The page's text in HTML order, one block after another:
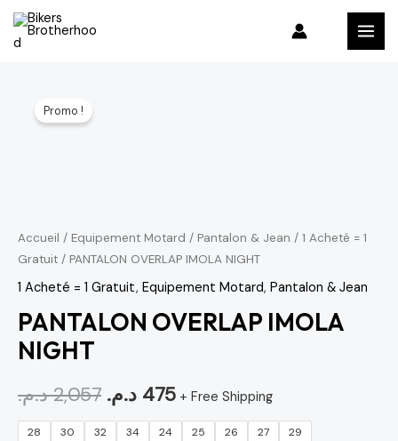
Aller
Promo !
Accueil / Equipement Motard / Pantalon & Jean / 1 Acheté = 1
Gratuit / PANTALON OVERLAP IMOLA NIGHT
1 Acheté = 1 Gratuit, Equipement Motard, Pantalon & Jean
PANTALON OVERLAP IMOLA
NIGHT
2,057 د.م.
2,057 د.م..
475 د.م.
475 د.م..
+ Free Shipping
28 30 32 34 24 25 26 27 29